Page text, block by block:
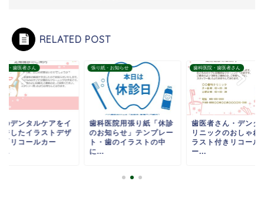
RELATED POST
院・歯医者さん
のデンタルケアをイ
ジしたイラストデザ
「リコールカー
...
張り紙・お知らせ
歯科医院用張り紙「休診
のお知らせ」テンプレー
ト・歯のイラストの中
に...
歯科医院・歯医者さん
歯医者さん・デンタ
リニックのおしゃれ
ラスト付きリコール
ー...